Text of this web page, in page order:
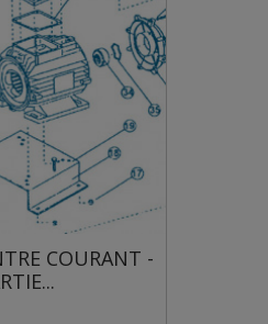
À CONTRE COURANT -
PARTIE...